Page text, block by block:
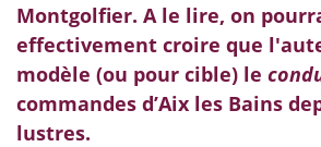
Montgolfier. A le lire, on
effectivement croire que
modèle (ou pour cible) le
commandes d’Aix les Bains
lustres.